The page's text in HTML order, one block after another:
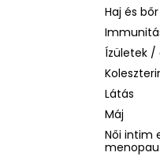
Haj és bőr
Ízületek /
Látás
Máj
Női intim